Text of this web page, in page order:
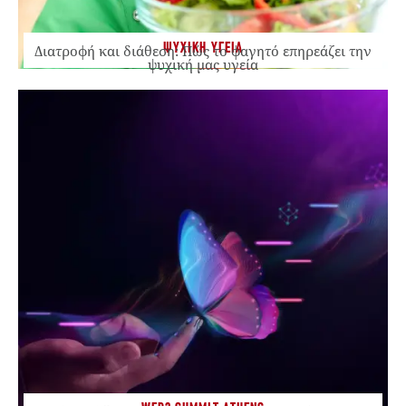
ΨΥΧΙΚΗ ΥΓΕΙΑ
Διατροφή και διάθεση: Πώς το φαγητό επηρεάζει την
ψυχική μας υγεία